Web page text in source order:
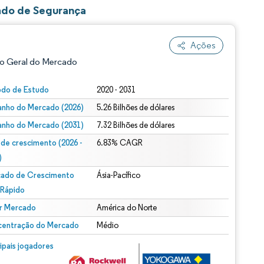
de Segurança
Ações
Geral do Mercado
de Estudo 2020 - 2031
do Mercado (2026) 5.26 Bilhões de dólares
do Mercado (2031) 7.32 Bilhões de dólares
de crescimento (2026 -
6.83% CAGR
de Crescimento
Ásia-Pacífico
Mercado América do Norte
do Mercado Médio
jogadores
© Mordor Intelligence. O reuso requer atribuição conforme CC BY 4.0.
conforme CC BY 4.0.